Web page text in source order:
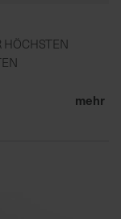
HÖCHSTEN
mehr